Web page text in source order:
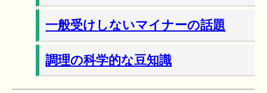
一般受けしないマイナーの話題
調理の科学的な豆知識